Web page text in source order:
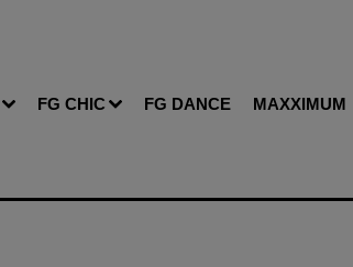
FG CHIC FG DANCE MAXXIMUM